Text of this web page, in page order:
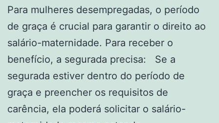
Para mulheres desempregadas, o período
de graça é crucial para garantir o direito ao
salário-maternidade. Para receber o
benefício, a segurada precisa: Se a
segurada estiver dentro do período de
graça e preencher os requisitos de
carência, ela poderá solicitar o salário-